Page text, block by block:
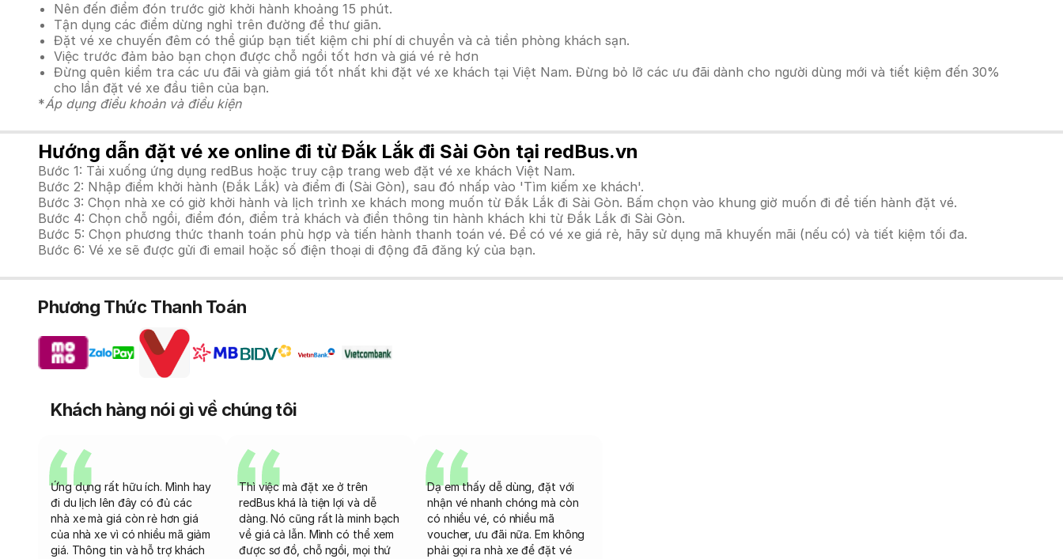
Nên đến điểm đón trước giờ khởi hành khoảng 15 phút.
Tận dụng các điểm dừng nghỉ trên đường để thư giãn.
Đặt vé xe chuyến đêm có thể giúp bạn tiết kiệm chi phí di chuyển và cả tiền phòng khách sạn.
Việc trước đảm bảo bạn chọn được chỗ ngồi tốt hơn và giá vé rẻ hơn
Đừng quên kiểm tra các ưu đãi và giảm giá tốt nhất khi đặt vé xe khách tại Việt Nam. Đừng bỏ lỡ các ưu đãi dành cho người dùng mới và tiết kiệm đến 30%
cho lần đặt vé xe đầu tiên của bạn.
*Áp dụng điều khoản và điều kiện
Hướng dẫn đặt vé xe online đi từ Đắk Lắk đi Sài Gòn tại redBus.vn
Bước 1: Tải xuống ứng dụng redBus hoặc truy cập trang web đặt vé xe khách Việt Nam.
Bước 2: Nhập điểm khởi hành (Đắk Lắk) và điểm đi (Sài Gòn), sau đó nhấp vào 'Tìm kiếm xe khách'.
Bước 3: Chọn nhà xe có giờ khởi hành và lịch trình xe khách mong muốn từ Đắk Lắk đi Sài Gòn. Bấm chọn vào khung giờ muốn đi để tiến hành đặt vé.
Bước 4: Chọn chỗ ngồi, điểm đón, điểm trả khách và điền thông tin hành khách khi từ Đắk Lắk đi Sài Gòn.
Bước 5: Chọn phương thức thanh toán phù hợp và tiến hành thanh toán vé. Để có vé xe giá rẻ, hãy sử dụng mã khuyến mãi (nếu có) và tiết kiệm tối đa.
Bước 6: Vé xe sẽ được gửi đi email hoặc số điện thoại di động đã đăng ký của bạn.
Phương Thức Thanh Toán
Khách hàng nói gì về chúng tôi
Ứng dụng rất hữu ích. Mình hay
đi du lịch lên đây có đủ các
nhà xe mà giá còn rẻ hơn giá
của nhà xe vì có nhiều mã giảm
giá. Thông tin và hỗ trợ khách
Thì việc mà đặt xe ở trên
redBus khá là tiện lợi và dễ
dàng. Nó cũng rất là minh bạch
về giá cả lẫn. Mình có thể xem
được sơ đồ, chỗ ngồi, mọi thứ
Dạ em thấy dễ dùng, đặt với
nhận vé nhanh chóng mà còn
có nhiều vé, có nhiều mã
voucher, ưu đãi nữa. Em không
phải gọi ra nhà xe để đặt vé